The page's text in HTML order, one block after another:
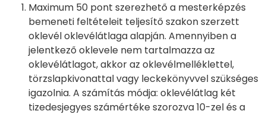
Maximum 50 pont szerezhető a mesterképzés
bemeneti feltételeit teljesítő szakon szerzett
oklevél oklevélátlaga alapján. Amennyiben a
jelentkező oklevele nem tartalmazza az
oklevélátlagot, akkor az oklevélmelléklettel,
törzslapkivonattal vagy leckekönyvvel szükséges
igazolnia. A számítás módja: oklevélátlag két
tizedesjegyes számértéke szorozva 10-zel és a